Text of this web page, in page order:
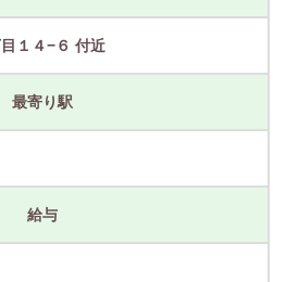
１４−６ 付近
最寄り駅
給与